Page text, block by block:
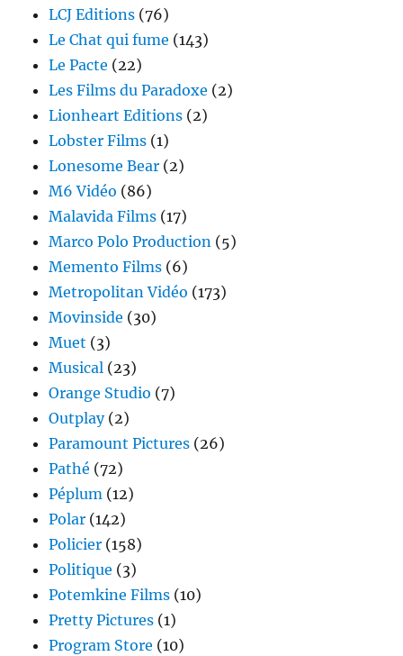
LCJ Editions (76)
Le Chat qui fume (143)
Le Pacte (22)
Les Films du Paradoxe (2)
Lionheart Editions (2)
Lobster Films (1)
Lonesome Bear (2)
M6 Vidéo (86)
Malavida Films (17)
Marco Polo Production (5)
Memento Films (6)
Metropolitan Vidéo (173)
Movinside (30)
Muet (3)
Musical (23)
Orange Studio (7)
Outplay(2)
Paramount Pictures (26)
Pathé (72)
Péplum (12)
Polar (142)
Policier (158)
Politique (3)
Potemkine Films (10)
Pretty Pictures (1)
Program Store (10)